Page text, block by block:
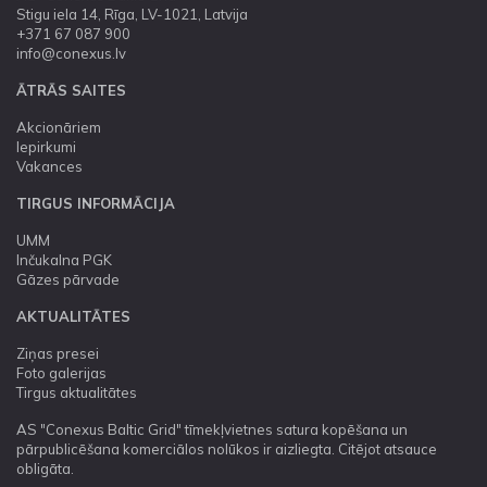
Stigu iela 14, Rīga, LV-1021, Latvija
+371 67 087 900
info@conexus.lv
ĀTRĀS SAITES
Akcionāriem
Iepirkumi
Vakances
TIRGUS INFORMĀCIJA
UMM
Inčukalna PGK
Gāzes pārvade
AKTUALITĀTES
Ziņas presei
Foto galerijas
Tirgus aktualitātes
AS "Conexus Baltic Grid" tīmekļvietnes satura kopēšana un
pārpublicēšana komerciālos nolūkos ir aizliegta. Citējot atsauce
obligāta.